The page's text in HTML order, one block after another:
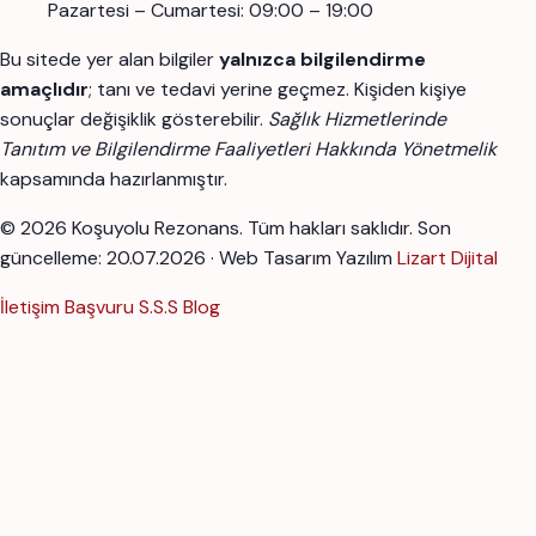
Pazartesi – Cumartesi: 09:00 – 19:00
Bu sitede yer alan bilgileryalnızca bilgilendirme
amaçlıdır; tanı ve tedavi yerine geçmez. Kişiden kişiye
sonuçlar değişiklik gösterebilir. Sağlık Hizmetlerinde
Tanıtım ve Bilgilendirme Faaliyetleri Hakkında Yönetmelik
kapsamında hazırlanmıştır.
© 2026 Koşuyolu Rezonans. Tüm hakları saklıdır. Son
güncelleme: 20.07.2026 · Web Tasarım Yazılım Lizart Dijital
İletişim Başvuru S.S.S Blog